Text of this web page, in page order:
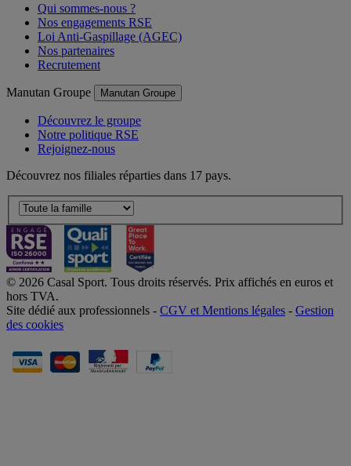
Qui sommes-nous ?
Nos engagements RSE
Loi Anti-Gaspillage (AGEC)
Nos partenaires
Recrutement
Manutan Groupe Manutan Groupe
Découvrez le groupe
Notre politique RSE
Rejoignez-nous
Découvrez nos filiales réparties dans 17 pays.
© 2026 Casal Sport. Tous droits réservés. Prix affichés en euros et
hors TVA.
Site dédié aux professionnels - CGV et Mentions légales - Gestion
des cookies